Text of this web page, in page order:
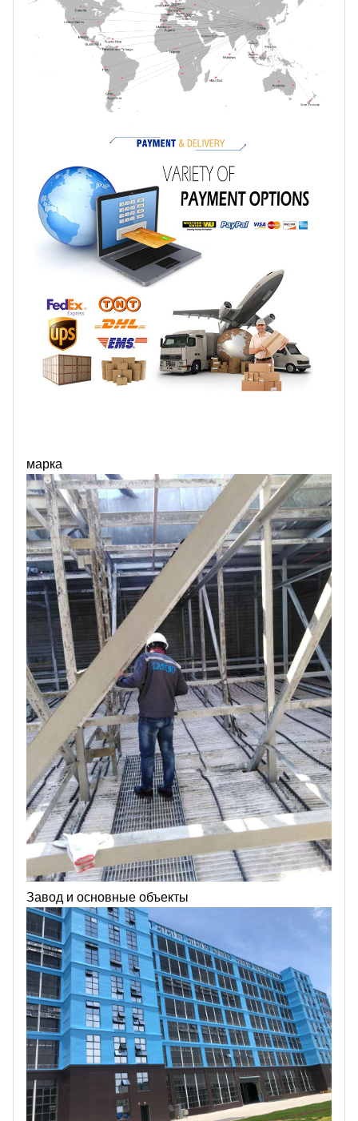
марка
Завод и основные объекты